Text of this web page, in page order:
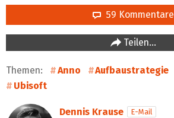
59 Kommentare
Teilen…
Themen: Anno Aufbaustrategie
Ubisoft
Dennis Krause
E-Mail